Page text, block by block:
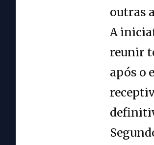
outras
A
reunir
após o